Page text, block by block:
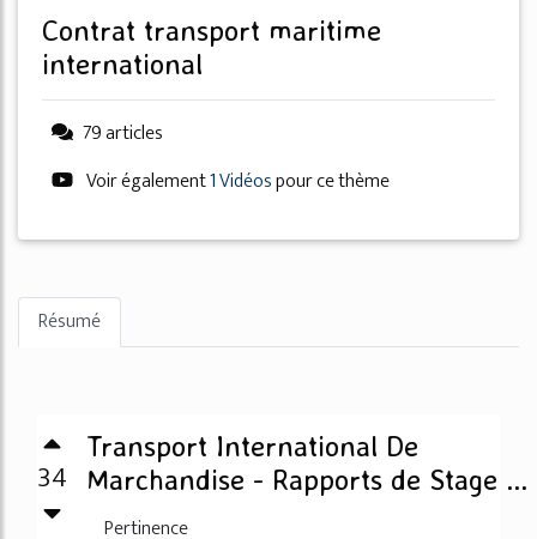
contrat transport maritime
international
79 articles
Voir également1 Vidéospour ce thème
Résumé
34
Transport International De
Marchandise - Rapports de Stage ...
Pertinence